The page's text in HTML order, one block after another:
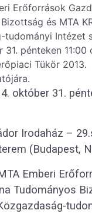
Erőforrások
és MTA
tudományi Intézet
31. pénteken 11:00
Tükör 2013.
október 31.
Irodaház –
(Budapest,
Emberi
Tudományos